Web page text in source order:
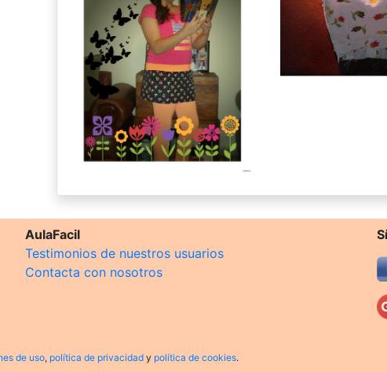
AulaFacil
Testimonios de nuestros usuarios
Contacta con nosotros
de uso, política de privacidad y política de cookies.